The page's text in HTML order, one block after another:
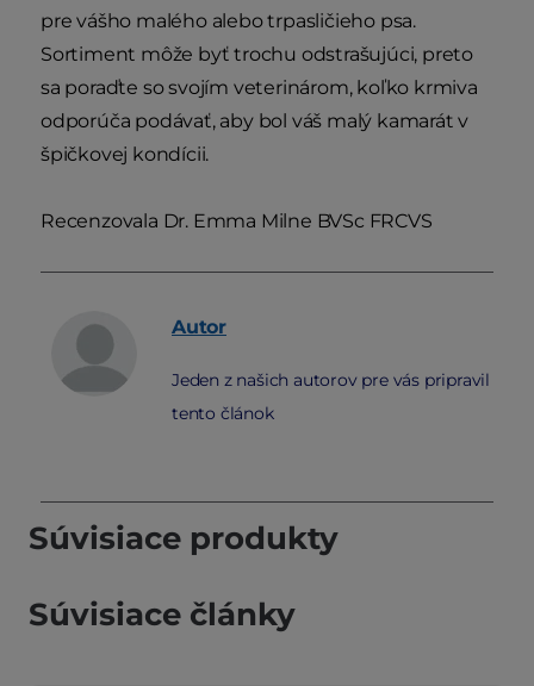
pre vášho malého alebo trpasličieho psa.
Sortiment môže byť trochu odstrašujúci, preto
sa poraďte so svojím veterinárom, koľko krmiva
odporúča podávať, aby bol váš malý kamarát v
špičkovej kondícii.
Recenzovala Dr. Emma Milne BVSc FRCVS
Autor
Jeden z našich autorov pre vás pripravil
tento článok
Súvisiace produkty
Súvisiace články